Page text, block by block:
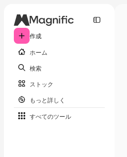
作成
ホーム
検索
ストック
もっと詳しく
すべてのツール